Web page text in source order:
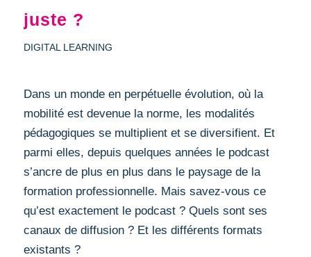
juste ?
DIGITAL LEARNING
Dans un monde en perpétuelle évolution, où la
mobilité est devenue la norme, les modalités
pédagogiques se multiplient et se diversifient. Et
parmi elles, depuis quelques années le podcast
s’ancre de plus en plus dans le paysage de la
formation professionnelle. Mais savez-vous ce
qu’est exactement le podcast ? Quels sont ses
canaux de diffusion ? Et les différents formats
existants ?